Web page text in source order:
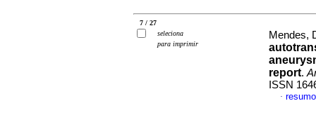
7 / 27
seleciona
para imprimir
Mendes,
report.
ISSN
·